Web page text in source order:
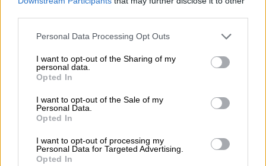
Please note that this website/app uses one or more Google
not limited to your visit or usage behaviour. You may click to
grant or deny consent to Google and its third-party tags to
use your data for below specified purposes in below Google
consent section.
Personal Data Processing Opt Outs
I want to opt-out of the Sharing of my
personal data.
Opted In
I want to opt-out of the Sale of my
Personal Data.
Opted In
I want to opt-out of processing my
Personal Data for Targeted Advertising.
Opted In
Δύο νίκες απέχει από το πρωτάθλημα η
Ρεάλ - Νίκησε και την Αλαβές
Οι Μερένχες στο +4 ξανά από την
Μπαρτσελόνα, αγκάλιασαν τον τίτλο για